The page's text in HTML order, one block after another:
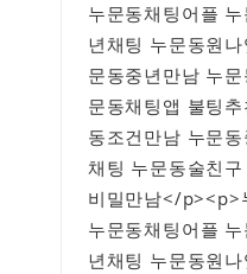
누문동채팅어플
년채팅 누문동원
문동중년만남 누
문동채팅앱 불팅
동조건만남 누문
채팅 누문동술친
비밀만남</p><p>
누문동채팅어플
년채팅 누문동원